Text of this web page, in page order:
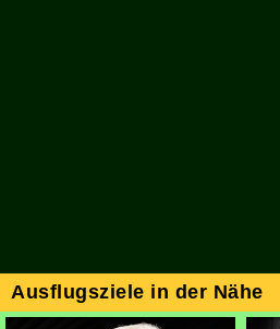
Ausflugsziele in der Nähe